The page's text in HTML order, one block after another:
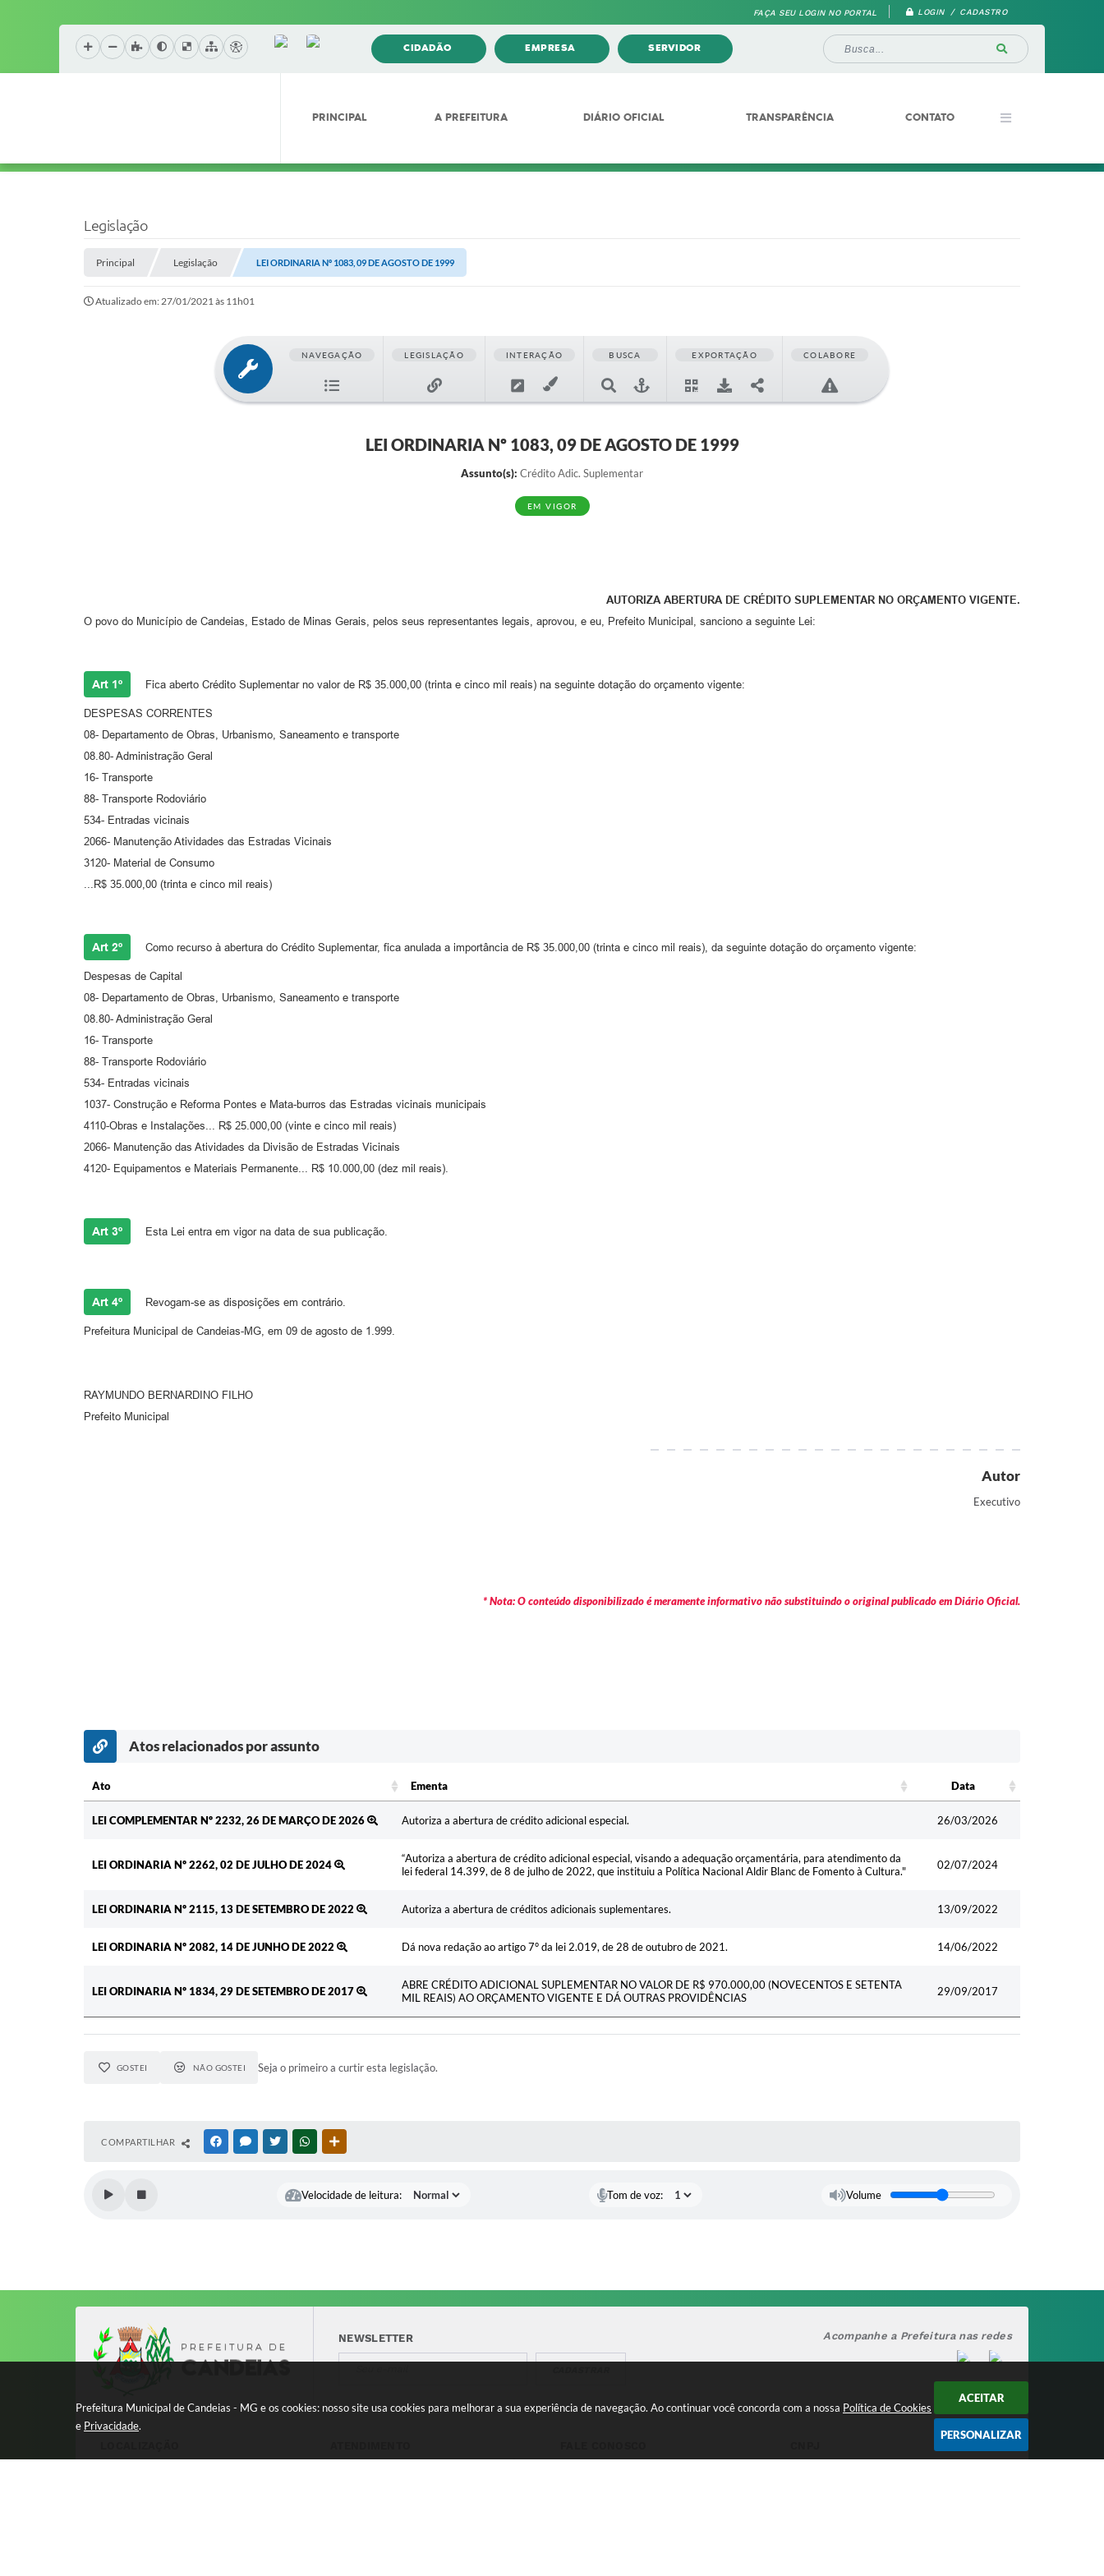
Prefeitura Municipal de Candeias - MG e os cookies: nosso site usa cookies para melhorar a sua experiência de navegação. Ao continuar você concorda com a nossa Política de Cookies
e Privacidade.
ACEITAR
PERSONALIZAR
FAÇA SEU LOGIN NO PORTAL LOGIN / CADASTRO
CIDADÃO EMPRESA SERVIDOR
PRINCIPAL A PREFEITURA DIÁRIO OFICIAL TRANSPARÊNCIA CONTATO
Legislação
Principal Legislação LEI ORDINARIA Nº 1083, 09 DE AGOSTO DE 1999
Atualizado em: 27/01/2021 às 11h01
NAVEGAÇÃO LEGISLAÇÃO INTERAÇÃO BUSCA EXPORTAÇÃO COLABORE
LEI ORDINARIA Nº 1083, 09 DE AGOSTO DE 1999
Assunto(s): Crédito Adic. Suplementar
EM VIGOR
AUTORIZA ABERTURA DE CRÉDITO SUPLEMENTAR NO ORÇAMENTO VIGENTE.
O povo do Município de Candeias, Estado de Minas Gerais, pelos seus representantes legais, aprovou, e eu, Prefeito Municipal, sanciono a seguinte Lei:
Art 1º Fica aberto Crédito Suplementar no valor de R$ 35.000,00 (trinta e cinco mil reais) na seguinte dotação do orçamento vigente:
DESPESAS CORRENTES
08- Departamento de Obras, Urbanismo, Saneamento e transporte
08.80- Administração Geral
16- Transporte
88- Transporte Rodoviário
534- Entradas vicinais
2066- Manutenção Atividades das Estradas Vicinais
3120- Material de Consumo
...R$ 35.000,00 (trinta e cinco mil reais)
Art 2º Como recurso à abertura do Crédito Suplementar, fica anulada a importância de R$ 35.000,00 (trinta e cinco mil reais), da seguinte dotação do orçamento vigente:
Despesas de Capital
08- Departamento de Obras, Urbanismo, Saneamento e transporte
08.80- Administração Geral
16- Transporte
88- Transporte Rodoviário
534- Entradas vicinais
1037- Construção e Reforma Pontes e Mata-burros das Estradas vicinais municipais
4110-Obras e Instalações... R$ 25.000,00 (vinte e cinco mil reais)
2066- Manutenção das Atividades da Divisão de Estradas Vicinais
4120- Equipamentos e Materiais Permanente... R$ 10.000,00 (dez mil reais).
Art 3º Esta Lei entra em vigor na data de sua publicação.
Art 4º Revogam-se as disposições em contrário.
Prefeitura Municipal de Candeias-MG, em 09 de agosto de 1.999.
RAYMUNDO BERNARDINO FILHO
Prefeito Municipal
Autor
Executivo
* Nota: O conteúdo disponibilizado é meramente informativo não substituindo o original publicado em Diário Oficial.
Atos relacionados por assunto
Ato Ementa
Data
LEI COMPLEMENTAR Nº 2232, 26 DE MARÇO DE 2026
Autoriza a abertura de crédito adicional especial. 26/03/2026
LEI ORDINARIA Nº 2262, 02 DE JULHO DE 2024
“Autoriza a abertura de crédito adicional especial, visando a adequação orçamentária, para atendimento da
lei federal 14.399, de 8 de julho de 2022, que instituiu a Política Nacional Aldir Blanc de Fomento à Cultura."
02/07/2024
LEI ORDINARIA Nº 2115, 13 DE SETEMBRO DE 2022 Autoriza a abertura de créditos adicionais suplementares. 13/09/2022
LEI ORDINARIA Nº 2082, 14 DE JUNHO DE 2022 Dá nova redação ao artigo 7° da lei 2.019, de 28 de outubro de 2021. 14/06/2022
LEI ORDINARIA Nº 1834, 29 DE SETEMBRO DE 2017
ABRE CRÉDITO ADICIONAL SUPLEMENTAR NO VALOR DE R$ 970.000,00 (NOVECENTOS E SETENTA
MIL REAIS) AO ORÇAMENTO VIGENTE E DÁ OUTRAS PROVIDÊNCIAS
29/09/2017
GOSTEI NÃO GOSTEI Seja o primeiro a curtir esta legislação.
COMPARTILHAR FACEBOOKMESSENGER
TWITTERWHATSAPP
Velocidade de leitura: Tom de voz: Volume
NEWSLETTER Acompanhe a Prefeitura nas redes
Avenida 17 de Dezembro, nº 240
Segunda-feira a Quinta 08:00 às
Telefone para contato: 17.888.090/0001-00